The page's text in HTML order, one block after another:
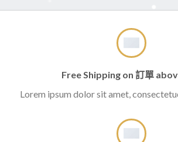
Free Shipping on 訂單
Lorem ipsum dolor sit amet,